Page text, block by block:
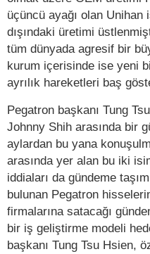
üçüncü ayağı olan
dışındaki üretimi
tüm dünyada agresif bir
kurum içerisinde ise yeni
ayrılık hareketleri baş
Pegatron başkanı Tung
Johnny Shih arasında bir
aylardan bu yana
arasında yer alan bu iki
iddiaları da gündeme
bulunan Pegatron
firmalarına satacağı
bir iş geliştirme modeli
başkanı Tung Tsu Hsien,